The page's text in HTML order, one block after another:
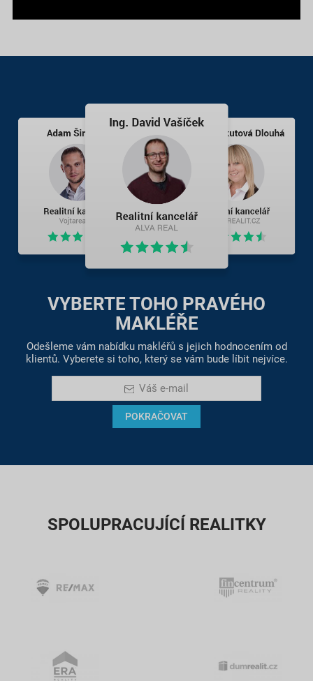
VYBERTE TOHO PRAVÉHO
MAKLÉŘE
Odešleme vám nabídku makléřů s jejich hodnocením od
klientů. Vyberete si toho, který se vám bude líbit nejvíce.
Váš e-mail
POKRAČOVAT
SPOLUPRACUJÍCÍ REALITKY